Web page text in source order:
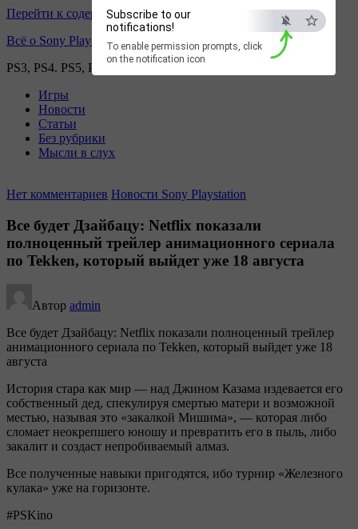
Subscribe to our
notifications!
To enable permission prompts, click
on the notification icon
Перейти к содержимому
Всё о Sony Playstation
PS3, PS4. PS5, PS games
Игры
Новости
Статьи
Без рубрики
Мысли в слух
Нет комментариев Новости Sony Playstation
Все будет Дзайбацу: Netflix показали
полноценный трейлер анимационного сериала
по Tekken, который выйдет уже 18 августа
Автор admin
Все будет Дзайбацу: Netflix показали полноценный трейлер
анимационного сериала по Tekken, который выйдет уже 18
августа
История стара как мир — над Джином Казама издевается его
собственный дед, спекулируя смертью матери и возможной
местью, называя это «закалкой Мишима», — которая либо
сломает неокрепшего юношу и превратить его в пыль, либо
закалит и создаст непробиваемый алмаз.
Все полученные навыки пригодятся, ибо турнир «Железного
кулака» уже на горизонте.
#PSKino